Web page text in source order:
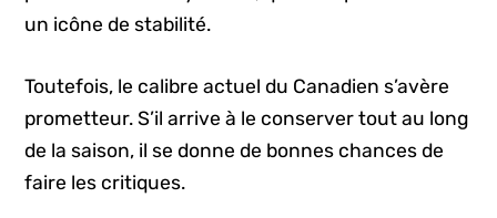
un icône de stabilité.
Toutefois, le calibre actuel du Canadien s’avère
prometteur. S’il arrive à le conserver tout au long
de la saison, il se donne de bonnes chances de
faire les critiques.